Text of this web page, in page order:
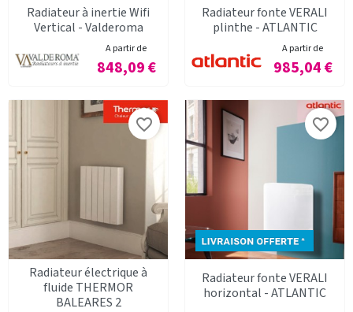
Radiateur à inertie Wifi
Vertical - Valderoma
A partir de
Prix
848,09 €
Radiateur fonte VERALI
plinthe - ATLANTIC
A partir de
Prix
985,04 €
Radiateur électrique à
fluide THERMOR
BALEARES 2
favorite_border
Radiateur fonte VERALI
horizontal - ATLANTIC
favorite_border